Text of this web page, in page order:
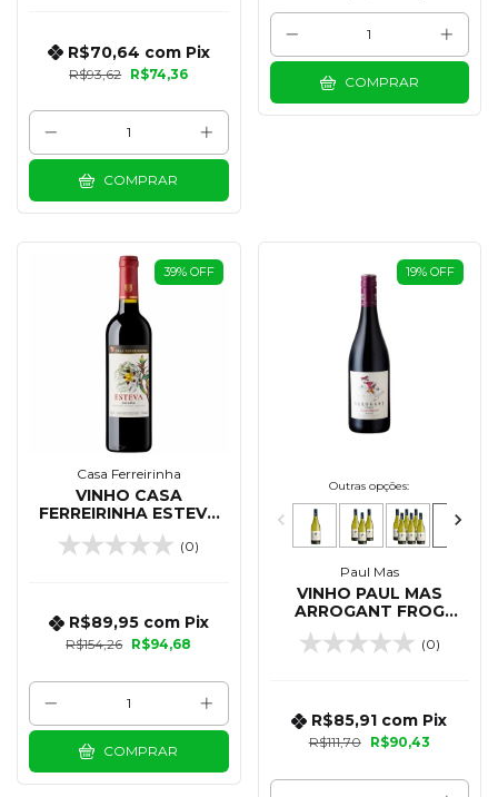
R$93,62 R$74,36
R$70,64 com Pix
COMPRAR
COMPRAR
39% OFF
Casa Ferreirinha
VINHO CASA
FERREIRINHA ESTEVA
TINTO 750 ML
(0)
R$154,26 R$94,68
R$89,95 com Pix
COMPRAR
19% OFF
Outras opções:
Paul Mas
VINHO PAUL MAS
ARROGANT FROG
TUTTI FRUTTI ROUGE
TINTO 750 ML(0)
R$111,70 R$90,43
R$85,91 com Pix